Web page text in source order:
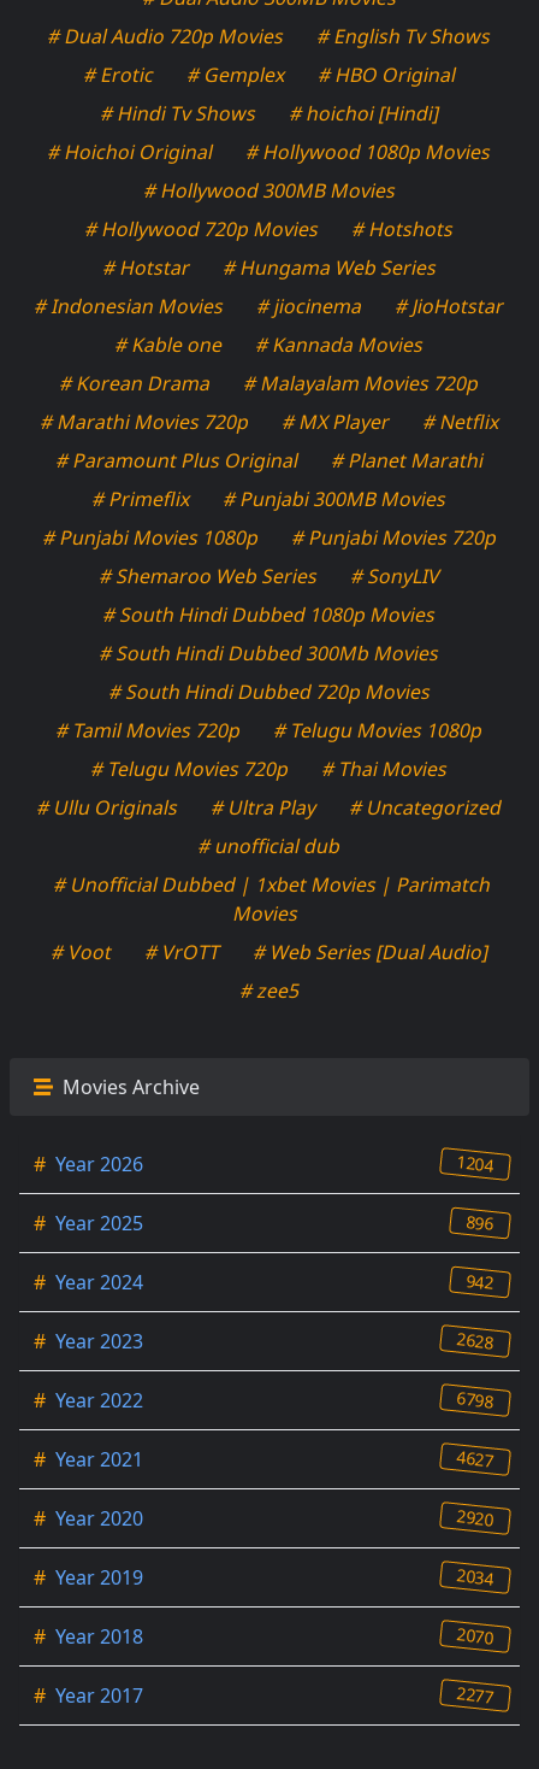
# Dual Audio 720p Movies
# English Tv Shows
# Erotic
# Gemplex
# HBO Original
# Hindi Tv Shows
# hoichoi [Hindi]
# Hoichoi Original
# Hollywood 1080p Movies
# Hollywood 300MB Movies
# Hollywood 720p Movies
# Hotshots
# Hotstar
# Hungama Web Series
# Indonesian Movies
# jiocinema
# JioHotstar
# Kable one
# Kannada Movies
# Korean Drama
# Malayalam Movies 720p
# Marathi Movies 720p
# MX Player
# Netflix
# Paramount Plus Original
# Planet Marathi
# Primeflix
# Punjabi 300MB Movies
# Punjabi Movies 1080p
# Punjabi Movies 720p
# Shemaroo Web Series
# SonyLIV
# South Hindi Dubbed 1080p Movies
# South Hindi Dubbed 300Mb Movies
# South Hindi Dubbed 720p Movies
# Tamil Movies 720p
# Telugu Movies 1080p
# Telugu Movies 720p
# Thai Movies
# Ullu Originals
# Ultra Play
# Uncategorized
# unofficial dub
# Unofficial Dubbed | 1xbet Movies | Parimatch
Movies
# Voot
# VrOTT
# Web Series [Dual Audio]
# zee5
Movies Archive
# Year 2026 1204
# Year 2025 896
# Year 2024 942
# Year 2023 2628
# Year 2022 6798
# Year 2021 4627
# Year 2020 2920
# Year 2019 2034
# Year 2018 2070
# Year 2017 2277